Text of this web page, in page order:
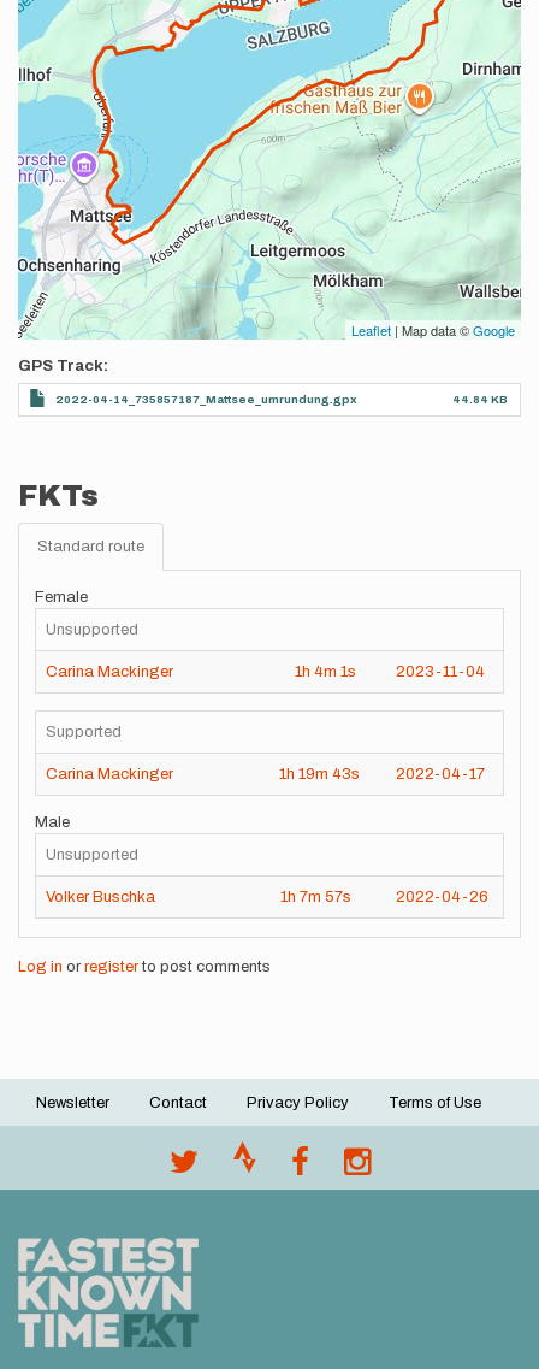
Leaflet | Map data ©Google
GPS Track
2022-04-14_735857187_Mattsee_umrundung.gpx 44.84 KB
FKTs
Standard route
Female
Unsupported
Carina Mackinger 1h 4m 1s 2023-11-04
Supported
Carina Mackinger 1h 19m 43s 2022-04-17
Male
Unsupported
Volker Buschka 1h 7m 57s 2022-04-26
Log in or registerto post comments
Footer
Newsletter Contact Privacy Policy Terms of Use